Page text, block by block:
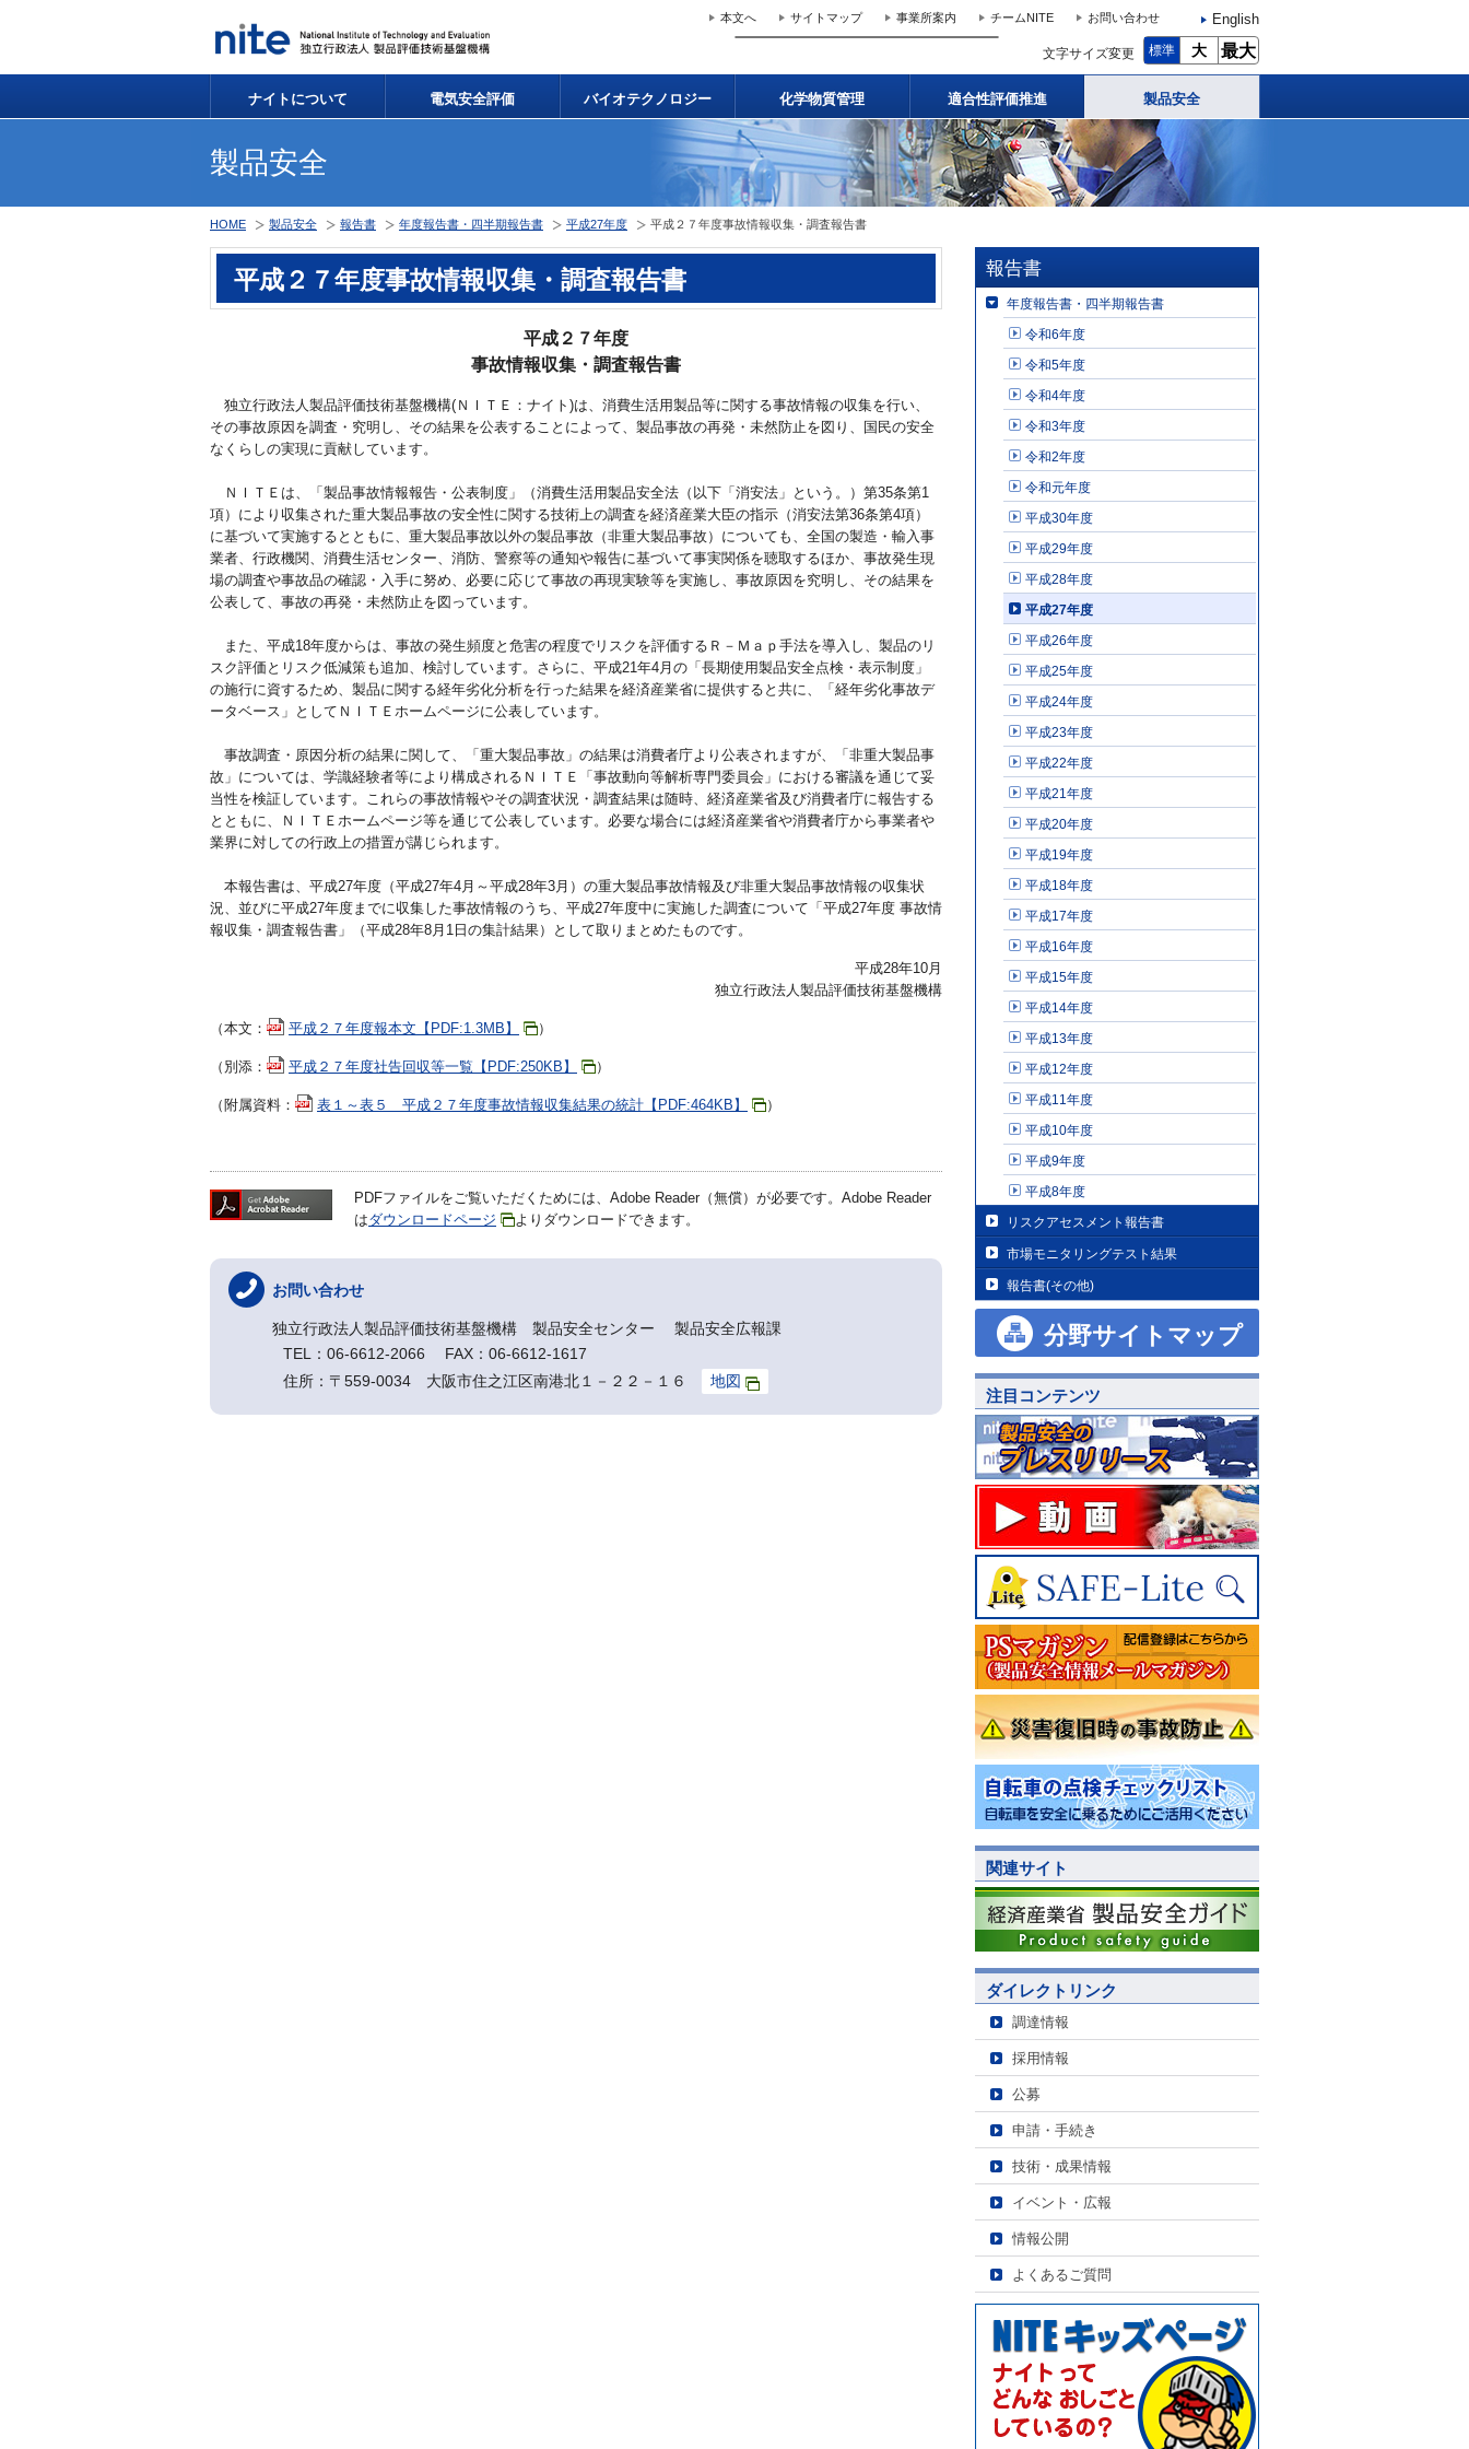
本文へ サイトマップ 事業所案内 チームNITE お問い合わせ English
文字サイズ変更 標準 大 最大
ナイトについて 電気安全評価 バイオテクノロジー 化学物質管理 適合性評価推進 製品安全
製品安全
HOME 製品安全 報告書 年度報告書・四半期報告書 平成27年度 平成２７年度事故情報収集・調査報告書
平成２７年度事故情報収集・調査報告書
平成２７年度
事故情報収集・調査報告書
独立行政法人製品評価技術基盤機構(ＮＩＴＥ：ナイト)は、消費生活用製品等に関する事故情報の収集を行い、
その事故原因を調査・究明し、その結果を公表することによって、製品事故の再発・未然防止を図り、国民の安全
なくらしの実現に貢献しています。
ＮＩＴＥは、「製品事故情報報告・公表制度」（消費生活用製品安全法（以下「消安法」という。）第35条第1
項）により収集された重大製品事故の安全性に関する技術上の調査を経済産業大臣の指示（消安法第36条第4項）
に基づいて実施するとともに、重大製品事故以外の製品事故（非重大製品事故）についても、全国の製造・輸入事
業者、行政機関、消費生活センター、消防、警察等の通知や報告に基づいて事実関係を聴取するほか、事故発生現
場の調査や事故品の確認・入手に努め、必要に応じて事故の再現実験等を実施し、事故原因を究明し、その結果を
公表して、事故の再発・未然防止を図っています。
また、平成18年度からは、事故の発生頻度と危害の程度でリスクを評価するＲ－Ｍａｐ手法を導入し、製品のリ
スク評価とリスク低減策も追加、検討しています。さらに、平成21年4月の「長期使用製品安全点検・表示制度」
の施行に資するため、製品に関する経年劣化分析を行った結果を経済産業省に提供すると共に、「経年劣化事故デ
ータベース」としてＮＩＴＥホームページに公表しています。
事故調査・原因分析の結果に関して、「重大製品事故」の結果は消費者庁より公表されますが、「非重大製品事
故」については、学識経験者等により構成されるＮＩＴＥ「事故動向等解析専門委員会」における審議を通じて妥
当性を検証しています。これらの事故情報やその調査状況・調査結果は随時、経済産業省及び消費者庁に報告する
とともに、ＮＩＴＥホームページ等を通じて公表しています。必要な場合には経済産業省や消費者庁から事業者や
業界に対しての行政上の措置が講じられます。
本報告書は、平成27年度（平成27年4月～平成28年3月）の重大製品事故情報及び非重大製品事故情報の収集状
況、並びに平成27年度までに収集した事故情報のうち、平成27年度中に実施した調査について「平成27年度 事故情
報収集・調査報告書」（平成28年8月1日の集計結果）として取りまとめたものです。
平成28年10月
独立行政法人製品評価技術基盤機構
（本文： 平成２７年度報本文【PDF:1.3MB】 ）
（別添： 平成２７年度社告回収等一覧【PDF:250KB】 ）
（附属資料： 表１～表５ 平成２７年度事故情報収集結果の統計【PDF:464KB】 ）
PDFファイルをご覧いただくためには、Adobe Reader（無償）が必要です。Adobe Reader
はダウンロードページ よりダウンロードできます。
お問い合わせ
独立行政法人製品評価技術基盤機構 製品安全センター 製品安全広報課
TEL：06-6612-2066 FAX：06-6612-1617
住所：〒559-0034 大阪市住之江区南港北１－２２－１６
地図
報告書
年度報告書・四半期報告書
令和6年度
令和5年度
令和4年度
令和3年度
令和2年度
令和元年度
平成30年度
平成29年度
平成28年度
平成27年度
平成26年度
平成25年度
平成24年度
平成23年度
平成22年度
平成21年度
平成20年度
平成19年度
平成18年度
平成17年度
平成16年度
平成15年度
平成14年度
平成13年度
平成12年度
平成11年度
平成10年度
平成9年度
平成8年度
リスクアセスメント報告書
市場モニタリングテスト結果
報告書(その他)
分野サイトマップ
注目コンテンツ
関連サイト
ダイレクトリンク
調達情報
採用情報
公募
申請・手続き
技術・成果情報
イベント・広報
情報公開
よくあるご質問